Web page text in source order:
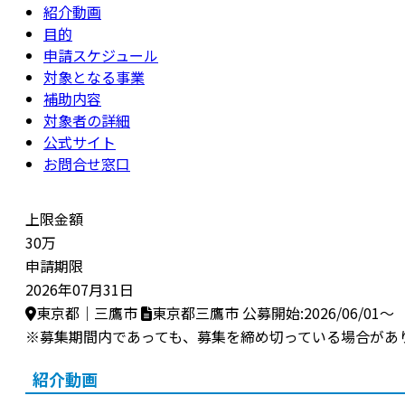
紹介動画
目的
申請スケジュール
対象となる事業
補助内容
対象者の詳細
公式サイト
お問合せ窓口
上限金額
30万
申請期限
2026年07月31日
東京都｜三鷹市
東京都三鷹市 公募開始:2026/06/01～
※募集期間内であっても、募集を締め切っている場合があ
紹介動画